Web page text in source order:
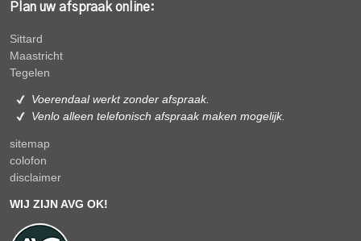
Plan uw afspraak online:
Sittard
Maastricht
Tegelen
Voerendaal werkt zonder afspraak.
Venlo alleentelefonisch afspraak maken mogelijk.
sitemap
colofon
disclaimer
WIJ ZIJN AVG OK!